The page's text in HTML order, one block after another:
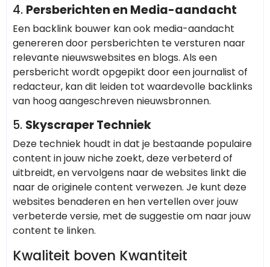
4. Persberichten en Media-aandacht
Een backlink bouwer kan ook media-aandacht
genereren door persberichten te versturen naar
relevante nieuwswebsites en blogs. Als een
persbericht wordt opgepikt door een journalist of
redacteur, kan dit leiden tot waardevolle backlinks
van hoog aangeschreven nieuwsbronnen.
5. Skyscraper Techniek
Deze techniek houdt in dat je bestaande populaire
content in jouw niche zoekt, deze verbeterd of
uitbreidt, en vervolgens naar de websites linkt die
naar de originele content verwezen. Je kunt deze
websites benaderen en hen vertellen over jouw
verbeterde versie, met de suggestie om naar jouw
content te linken.
Kwaliteit boven Kwantiteit